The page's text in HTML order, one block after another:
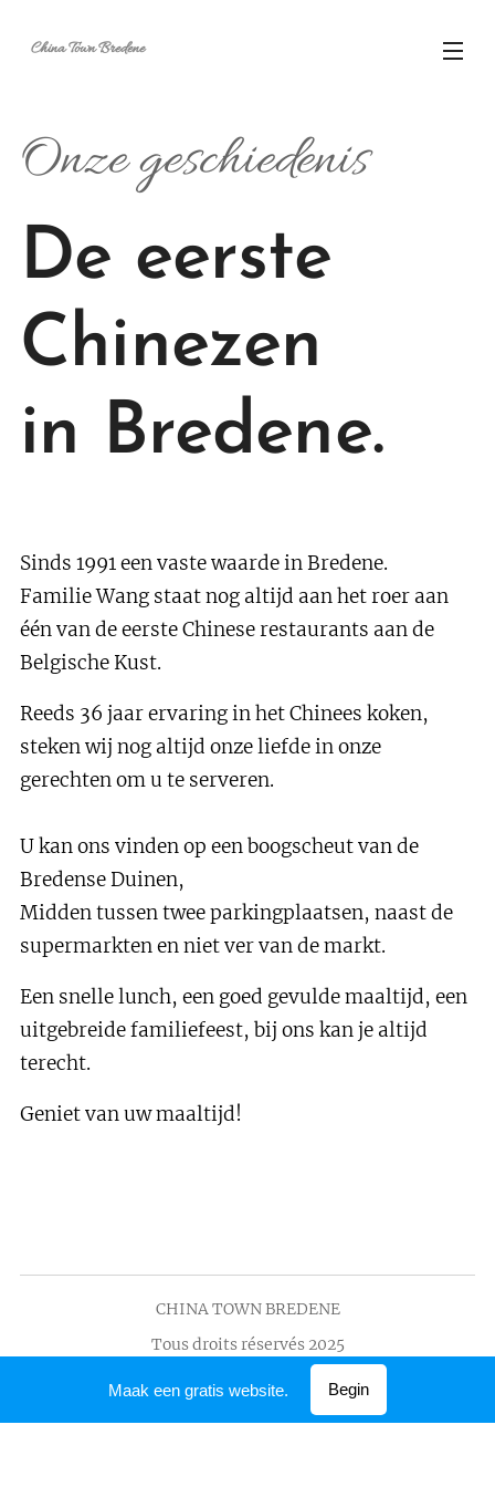
China Town Bredene
Onze geschiedenis
De eerste
Chinezen
in Bredene.
Sinds 1991 een vaste waarde in Bredene.
Familie Wang staat nog altijd aan het roer aan
één van de eerste Chinese restaurants aan de
Belgische Kust.
Reeds 36 jaar ervaring in het Chinees koken,
steken wij nog altijd onze liefde in onze
gerechten om u te serveren.
U kan ons vinden op een boogscheut van de
Bredense Duinen,
Midden tussen twee parkingplaatsen, naast de
supermarkten en niet ver van de markt.
Een snelle lunch, een goed gevulde maaltijd, een
uitgebreide familiefeest, bij ons kan je altijd
terecht.
Geniet van uw maaltijd!
CHINA TOWN BREDENE
Tous droits réservés 2025
Mogelijk gemaakt door
Webnode
Maak een gratis website. Begin